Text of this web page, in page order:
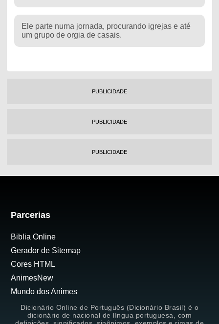
Ele parte numa jornada, procurando igrejas e até
um grupo de orgia de casais.
PUBLICIDADE
PUBLICIDADE
PUBLICIDADE
Parcerias
Biblia Online
Gerador de Sitemap
Cores HTML
AnimesNew
Mundo dos Animes
Dicionário Online de Português (Dicionário Brasil) é o
dicionário de nacional de língua portuguesa, com